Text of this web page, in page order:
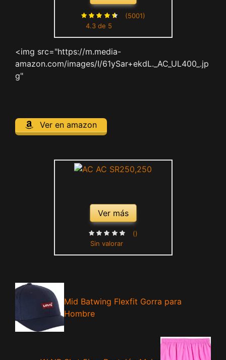
Deporte Yoga Fitness sin
Aros Rojo S 139
4.3 de 5
(5001)
<img src="https://m.media-
amazon.com/images/I/61ySar+ekdL._AC_UL400_.jp
g"
Ver en amazon
Ver más
Sin valorar
()
Mid Batwing Flexfit Gorra para
Hombre